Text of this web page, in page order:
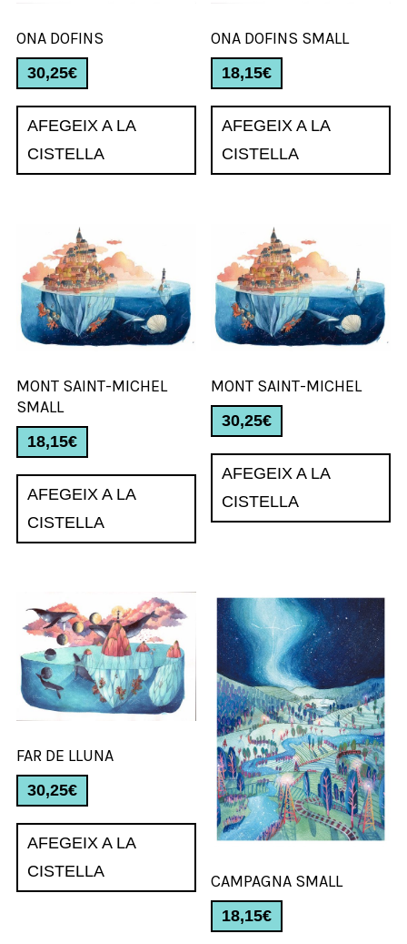
ONA DOFINS
30,25€
AFEGEIX A LA
CISTELLA
ONA DOFINS SMALL
18,15€
AFEGEIX A LA
CISTELLA
MONT SAINT-MICHEL
SMALL
18,15€
AFEGEIX A LA
CISTELLA
MONT SAINT-MICHEL
30,25€
AFEGEIX A LA
CISTELLA
FAR DE LLUNA
30,25€
AFEGEIX A LA
CISTELLA
CAMPAGNA SMALL
18,15€